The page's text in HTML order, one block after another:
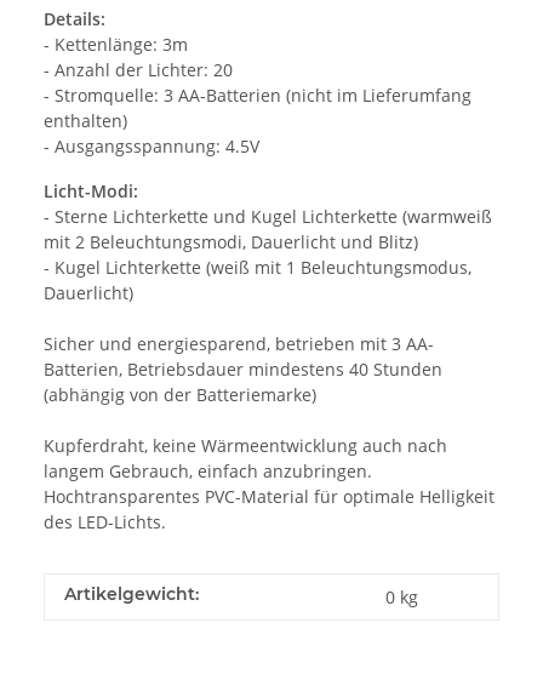
Details:
- Kettenlänge: 3m
- Anzahl der Lichter: 20
- Stromquelle: 3 AA-Batterien (nicht im Lieferumfang
enthalten)
- Ausgangsspannung: 4.5V
Licht-Modi:
- Sterne Lichterkette und Kugel Lichterkette (warmweiß
mit 2 Beleuchtungsmodi, Dauerlicht und Blitz)
- Kugel Lichterkette (weiß mit 1 Beleuchtungsmodus,
Dauerlicht)
Sicher und energiesparend, betrieben mit 3 AA-
Batterien, Betriebsdauer mindestens 40 Stunden
(abhängig von der Batteriemarke)
Kupferdraht, keine Wärmeentwicklung auch nach
langem Gebrauch, einfach anzubringen.
Hochtransparentes PVC-Material für optimale Helligkeit
des LED-Lichts.
Artikelgewicht: 0 kg